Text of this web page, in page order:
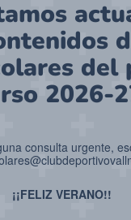
del
2026-
consulta urgente,
¡¡FELIZ VERANO!!